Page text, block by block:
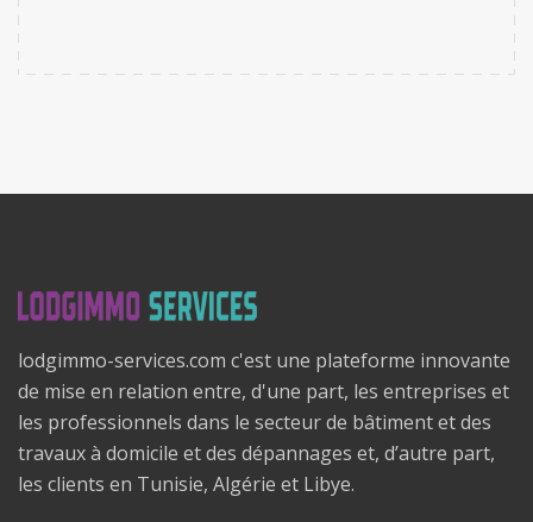
lodgimmo-services.com c'est une plateforme innovante
de mise en relation entre, d'une part, les entreprises et
les professionnels dans le secteur de bâtiment et des
travaux à domicile et des dépannages et, d’autre part,
les clients en Tunisie, Algérie et Libye.